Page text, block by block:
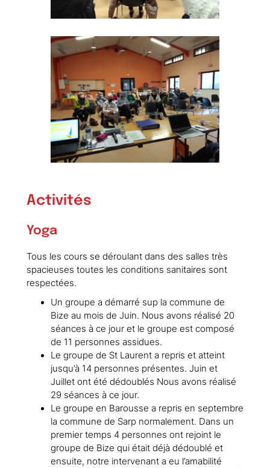
Activités
Yoga
Tous les cours se déroulant dans des salles très
spacieuses toutes les conditions sanitaires sont
respectées.
Un groupe a démarré sup la commune de
Bize au mois de Juin. Nous avons réalisé 20
séances à ce jour et le groupe est composé
de 11 personnes assidues.
Le groupe de St Laurent a repris et atteint
jusqu’à 14 personnes présentes. Juin et
Juillet ont été dédoublés Nous avons réalisé
29 séances à ce jour.
Le groupe en Barousse a repris en septembre
la commune de Sarp normalement. Dans un
premier temps 4 personnes ont rejoint le
groupe de Bize qui était déjà dédoublé et
ensuite, notre intervenant a eu l’amabilité